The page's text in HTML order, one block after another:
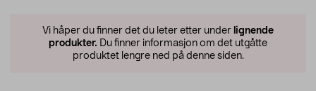
Vi håper du finner det du leter etter under lignende
produkter. Du finner informasjon om det utgåtte
produktet lengre ned på denne siden.